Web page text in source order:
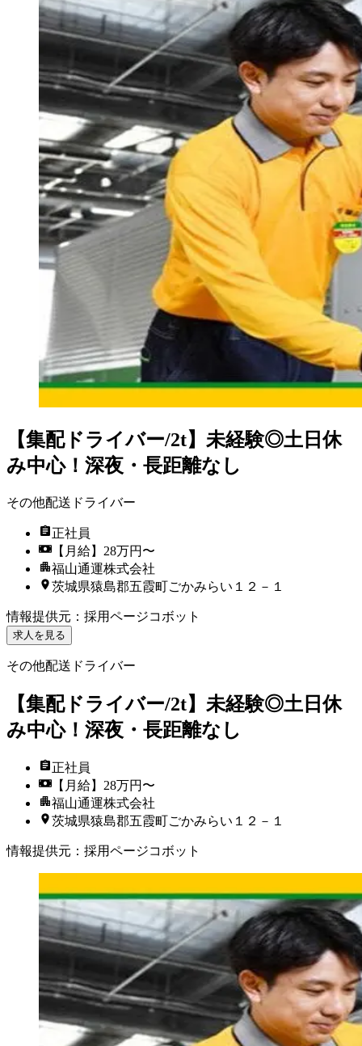
【集配ドライバー/2t】未経験◎土日休
み中心！深夜・長距離なし
その他配送ドライバー
正社員
【月給】28万円〜
福山通運株式会社
茨城県猿島郡五霞町ごかみらい１２－１
情報提供元 ： 採用ページコボット
求人を見る
その他配送ドライバー
【集配ドライバー/2t】未経験◎土日休
み中心！深夜・長距離なし
正社員
【月給】28万円〜
福山通運株式会社
茨城県猿島郡五霞町ごかみらい１２－１
情報提供元 ： 採用ページコボット